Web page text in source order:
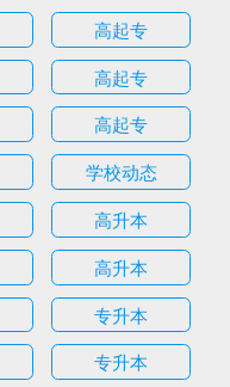
高起专
高起专
高起专
学校动态
高升本
高升本
专升本
专升本